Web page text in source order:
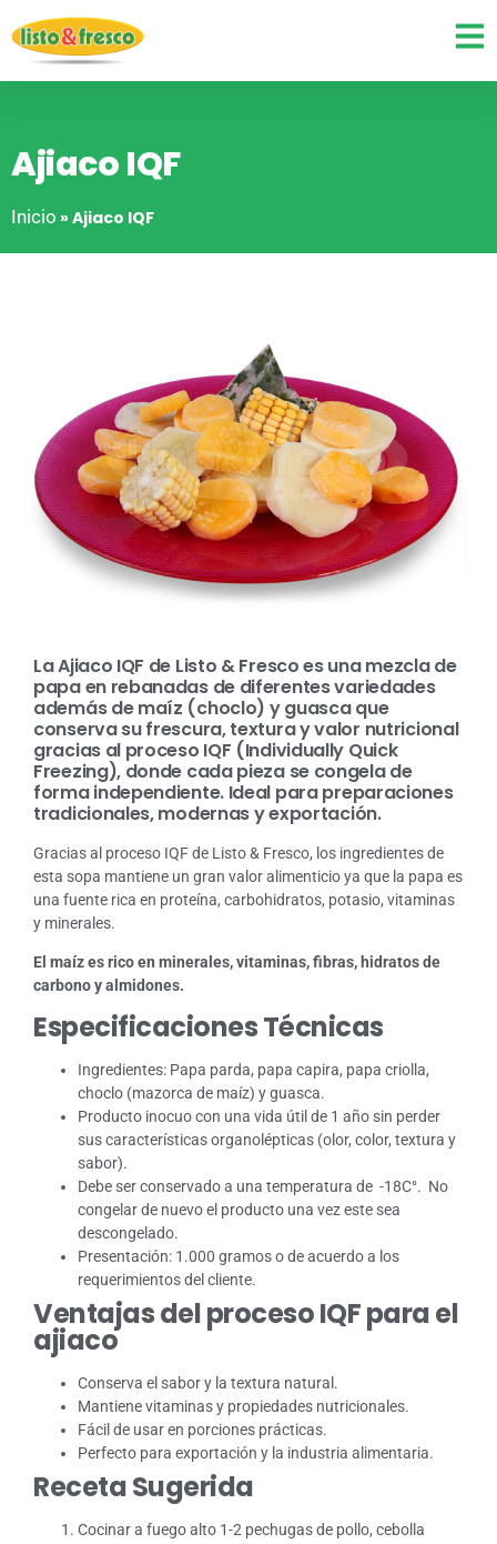
Ajiaco IQF
Inicio »Ajiaco IQF
La Ajiaco IQF de Listo & Fresco es una mezcla de
papa en rebanadas de diferentes variedades
además de maíz (choclo) y guasca que
conserva su frescura, textura y valor nutricional
gracias al proceso IQF (Individually Quick
Freezing), donde cada pieza se congela de
forma independiente. Ideal para preparaciones
tradicionales, modernas y exportación.
Gracias al proceso IQF de Listo & Fresco, los ingredientes de
esta sopa mantiene un gran valor alimenticio ya que la papa es
una fuente rica en proteína, carbohidratos, potasio, vitaminas
y minerales.
El maíz es rico en minerales, vitaminas, fibras, hidratos de
carbono y almidones.
Especificaciones Técnicas
Ingredientes: Papa parda, papa capira, papa criolla,
choclo (mazorca de maíz) y guasca.
Producto inocuo con una vida útil de 1 año sin perder
sus características organolépticas (olor, color, textura y
sabor).
Debe ser conservado a una temperatura de -18C°. No
congelar de nuevo el producto una vez este sea
descongelado.
Presentación: 1.000 gramos o de acuerdo a los
requerimientos del cliente.
Ventajas del proceso IQF para el
ajiaco
Conserva el sabor y la textura natural.
Mantiene vitaminas y propiedades nutricionales.
Fácil de usar en porciones prácticas.
Perfecto para exportación y la industria alimentaria.
Receta Sugerida
Cocinar a fuego alto 1-2 pechugas de pollo, cebolla